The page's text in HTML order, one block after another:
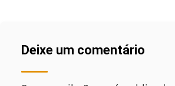
Deixe um comentário